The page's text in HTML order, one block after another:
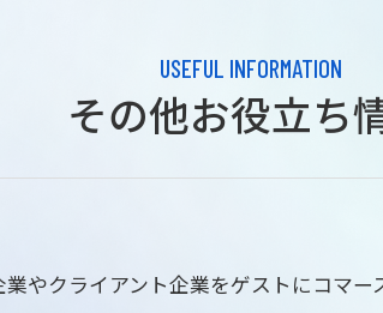
USEFUL INFORMATION
その他お役立ち
やクライアント企業をゲストにコマー